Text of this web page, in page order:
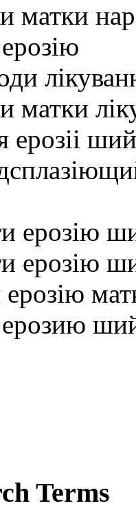
матки
матки
ерозіі
ерозію
ерозію
ерозию
Terms